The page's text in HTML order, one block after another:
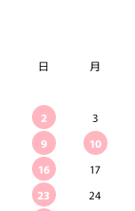
日 月
2
3
9
10
16
17
23
24